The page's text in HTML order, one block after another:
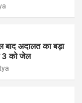
बाद अदालत का बड़ा
3 को जेल